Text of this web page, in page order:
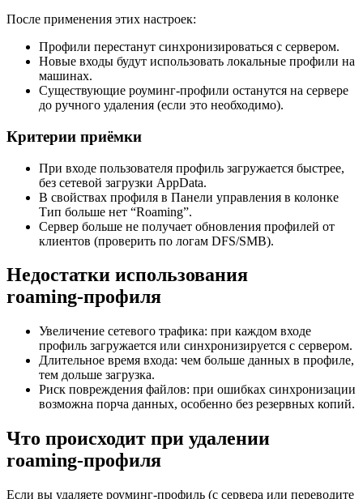
После применения этих настроек:
Профили перестанут синхронизироваться с сервером.
Новые входы будут использовать локальные профили на
машинах.
Существующие роуминг‑профили останутся на сервере
до ручного удаления (если это необходимо).
Критерии приёмки
При входе пользователя профиль загружается быстрее,
без сетевой загрузки AppData.
В свойствах профиля в Панели управления в колонке
Тип больше нет “Roaming”.
Сервер больше не получает обновления профилей от
клиентов (проверить по логам DFS/SMB).
Недостатки использования
roaming‑профиля
Увеличение сетевого трафика: при каждом входе
профиль загружается или синхронизируется с сервером.
Длительное время входа: чем больше данных в профиле,
тем дольше загрузка.
Риск повреждения файлов: при ошибках синхронизации
возможна порча данных, особенно без резервных копий.
Что происходит при удалении
roaming‑профиля
Если вы удаляете роуминг‑профиль (с сервера или переводите